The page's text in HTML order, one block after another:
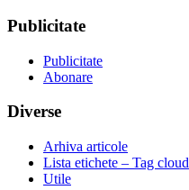
Publicitate
Publicitate
Abonare
Diverse
Arhiva articole
Lista etichete – Tag cloud
Utile